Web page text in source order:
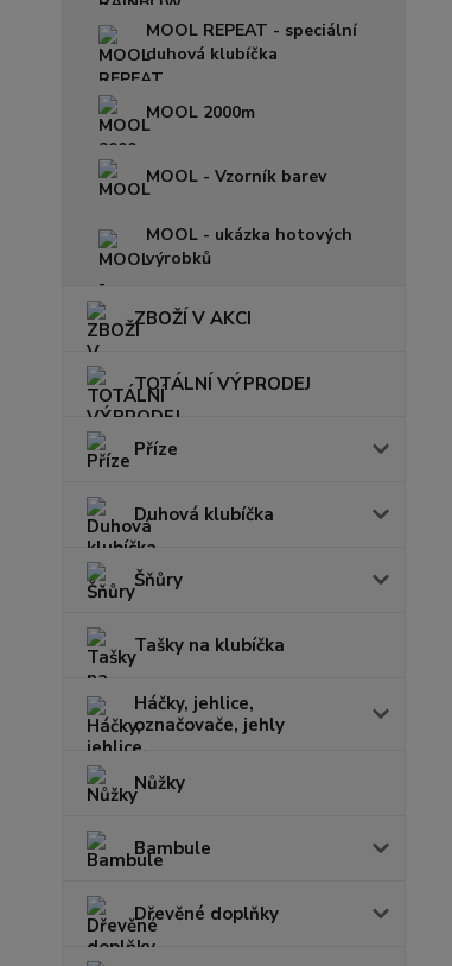
MOOL REPEAT - speciální
duhová klubíčka
MOOL 2000m
MOOL - Vzorník barev
MOOL - ukázka hotových
výrobků
ZBOŽÍ V AKCI
TOTÁLNÍ VÝPRODEJ
Příze
Duhová klubíčka
Šňůry
Tašky na klubíčka
Háčky, jehlice,
označovače, jehly
Nůžky
Bambule
Dřevěné doplňky